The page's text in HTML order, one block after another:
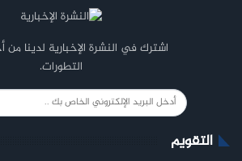
اشترك في النشرة الإخبارية لدينا من
التطورات.
التقويم